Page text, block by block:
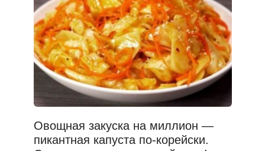
Овощная закуска на миллион —
пикантная капуста по-корейски.